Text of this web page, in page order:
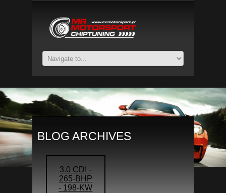
BLOG ARCHIVES
3.0 CDI -
265-BHP
- 198-KW